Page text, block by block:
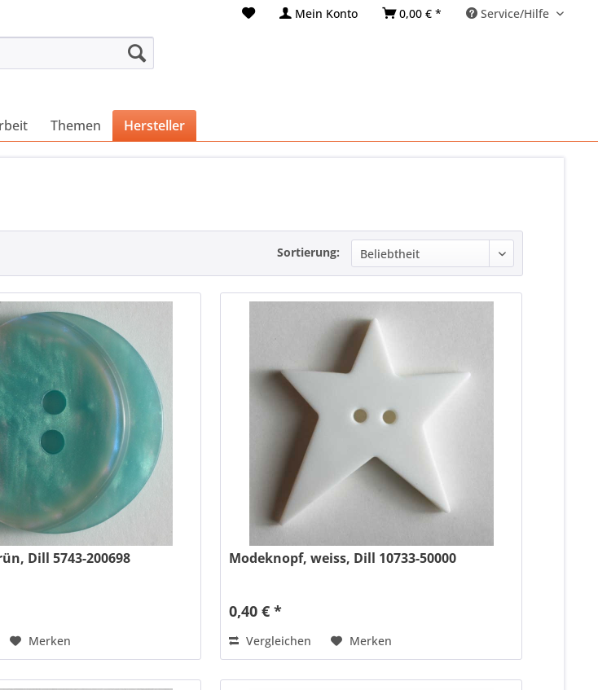
Mein Konto 0,00 € * Service/Hilfe
Themen Hersteller
Sortierung:
Dill 5743-200698
Merken
Modeknopf, weiss, Dill 10733-50000
0,40 € *
Vergleichen Merken